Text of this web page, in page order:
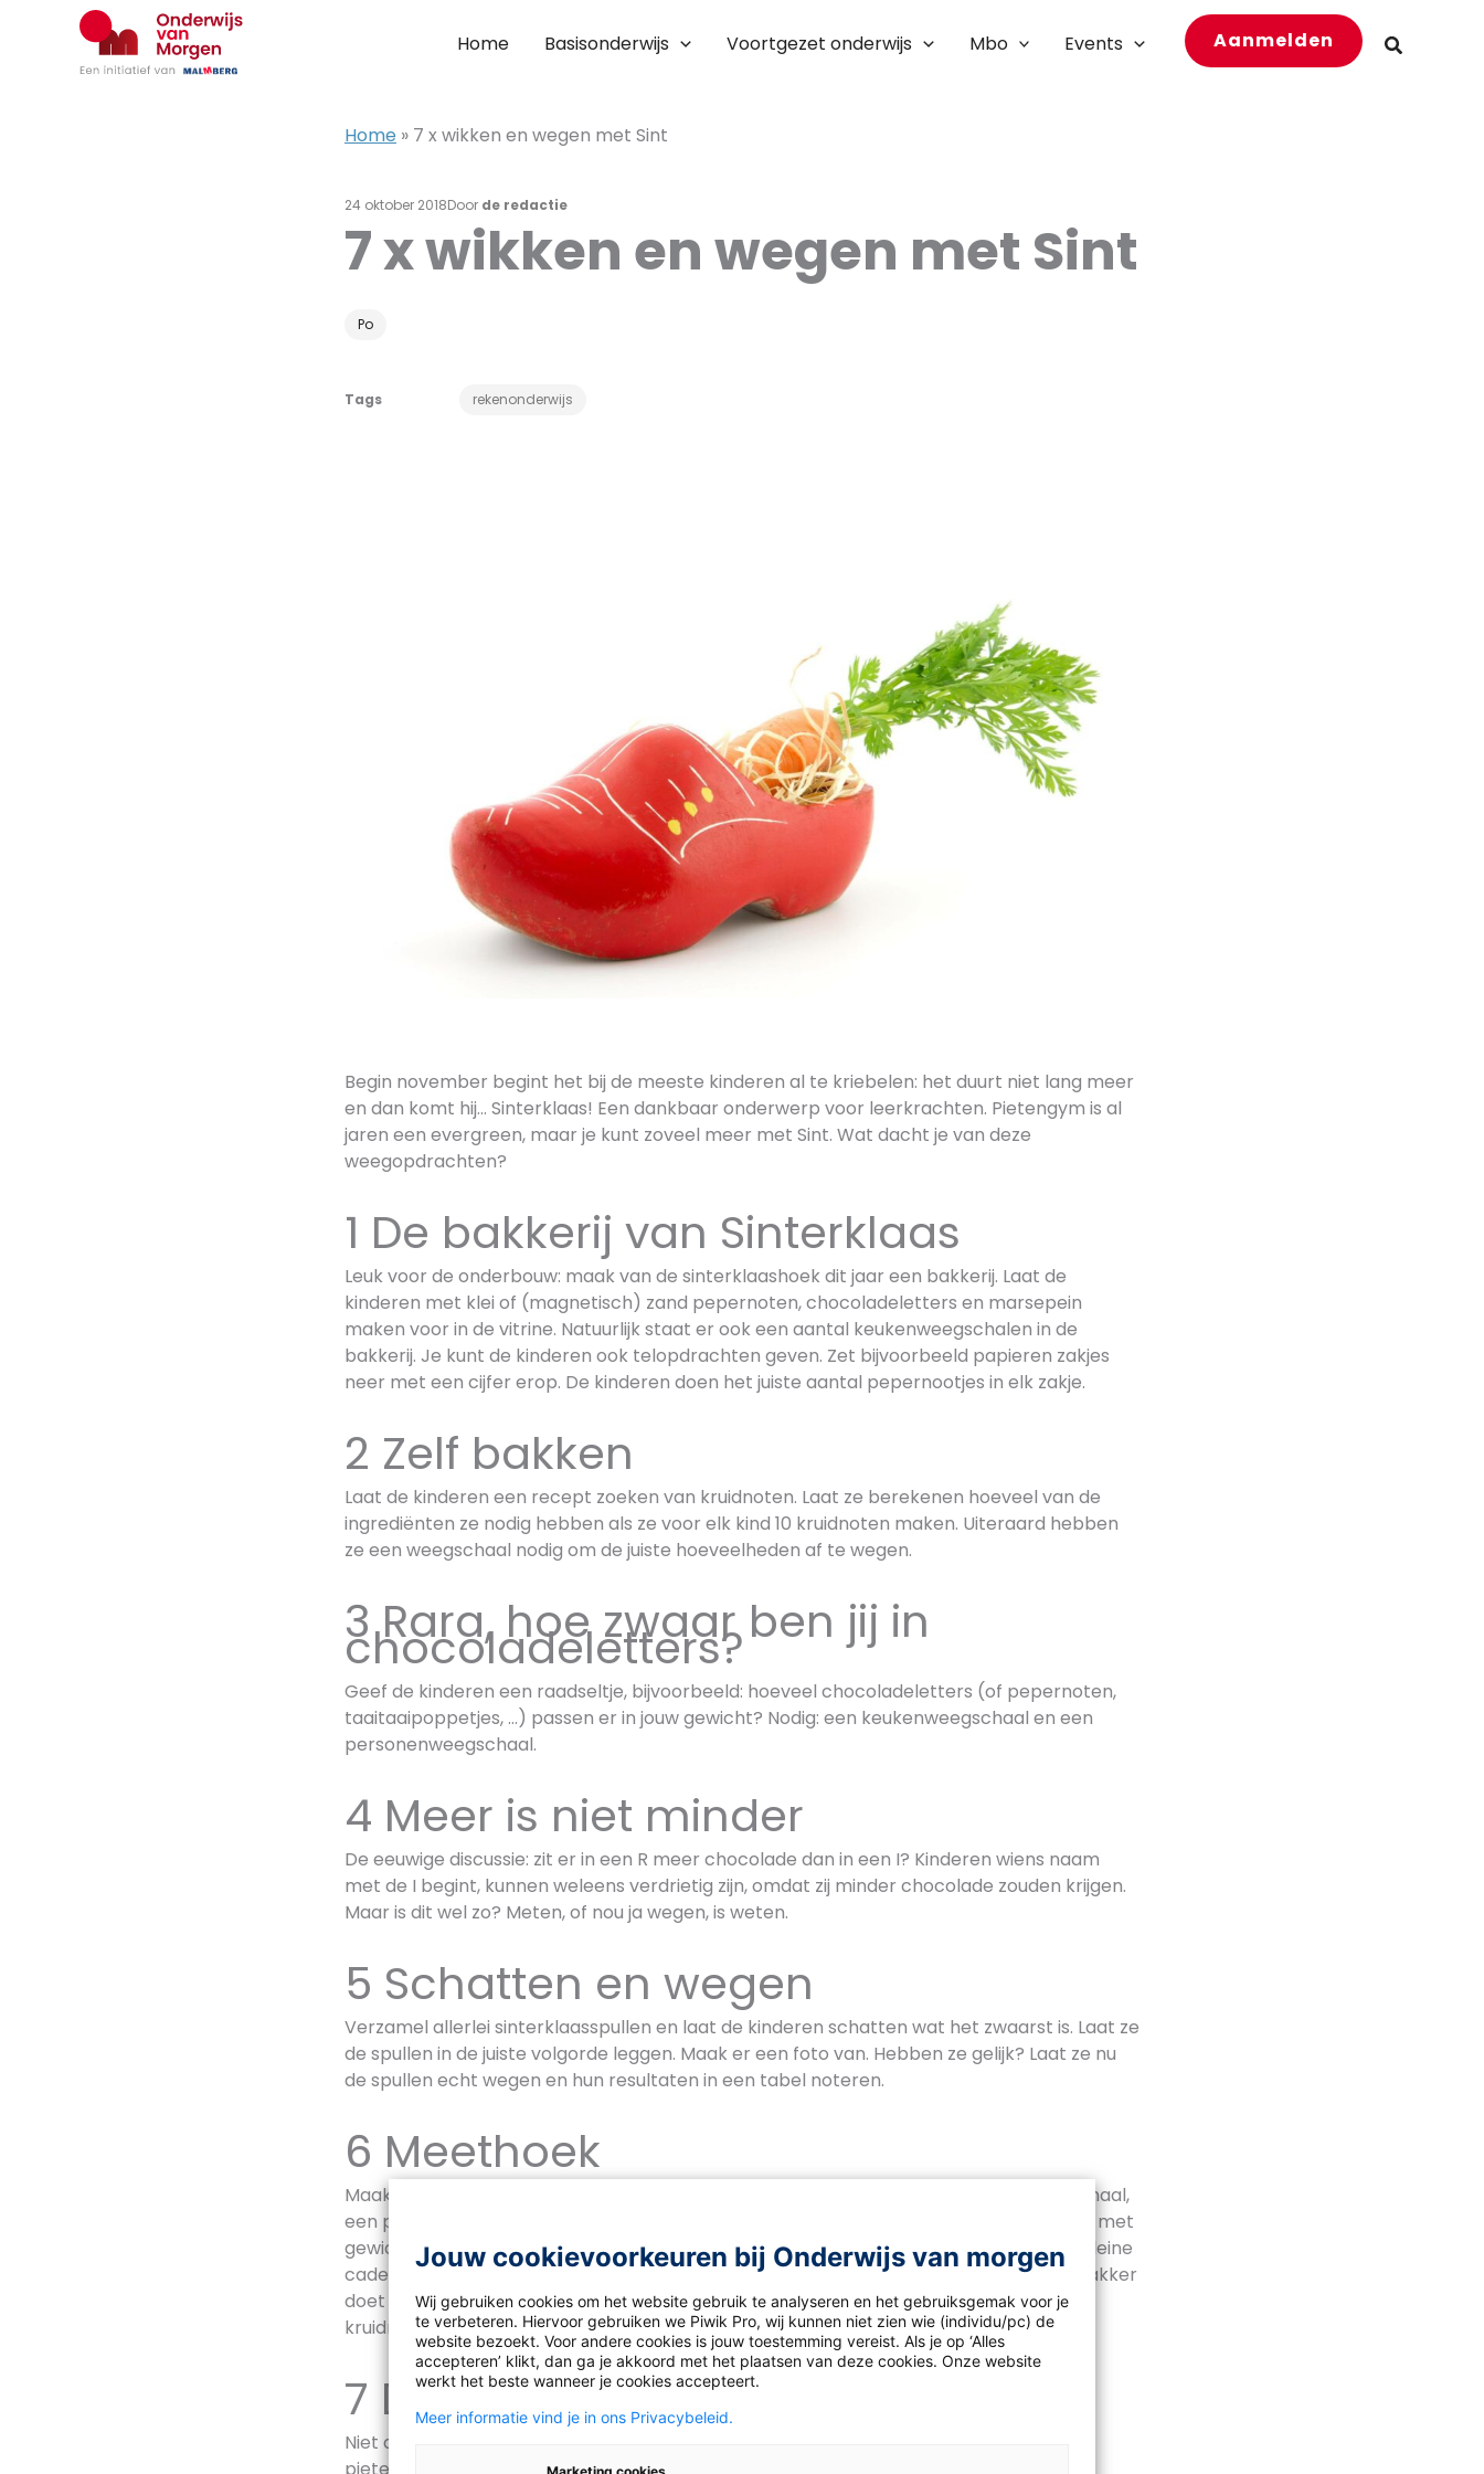
Home Basisonderwijs Voortgezet onderwijs Mbo Events Aanmelden Zoeken
Home » 7 x wikken en wegen met Sint
24 oktober 2018Door de redactie
Po
Tags rekenonderwijs
7 x wikken en wegen met Sint
Begin november begint het bij de meeste kinderen al te kriebelen: het duurt niet lang meer
en dan komt hij… Sinterklaas! Een dankbaar onderwerp voor leerkrachten. Pietengym is al
jaren een evergreen, maar je kunt zoveel meer met Sint. Wat dacht je van deze
weegopdrachten?
1 De bakkerij van Sinterklaas
Leuk voor de onderbouw: maak van de sinterklaashoek dit jaar een bakkerij. Laat de
kinderen met klei of (magnetisch) zand pepernoten, chocoladeletters en marsepein
maken voor in de vitrine. Natuurlijk staat er ook een aantal keukenweegschalen in de
bakkerij. Je kunt de kinderen ook telopdrachten geven. Zet bijvoorbeeld papieren zakjes
neer met een cijfer erop. De kinderen doen het juiste aantal pepernootjes in elk zakje.
2 Zelf bakken
Laat de kinderen een recept zoeken van kruidnoten. Laat ze berekenen hoeveel van de
ingrediënten ze nodig hebben als ze voor elk kind 10 kruidnoten maken. Uiteraard hebben
ze een weegschaal nodig om de juiste hoeveelheden af te wegen.
3 Rara, hoe zwaar ben jij in
chocoladeletters?
Geef de kinderen een raadseltje, bijvoorbeeld: hoeveel chocoladeletters (of pepernoten,
taaitaaipoppetjes, …) passen er in jouw gewicht? Nodig: een keukenweegschaal en een
personenweegschaal.
4 Meer is niet minder
De eeuwige discussie: zit er in een R meer chocolade dan in een I? Kinderen wiens naam
met de I begint, kunnen weleens verdrietig zijn, omdat zij minder chocolade zouden krijgen.
Maar is dit wel zo? Meten, of nou ja wegen, is weten.
5 Schatten en wegen
Verzamel allerlei sinterklaasspullen en laat de kinderen schatten wat het zwaarst is. Laat ze
de spullen in de juiste volgorde leggen. Maak er een foto van. Hebben ze gelijk? Laat ze nu
de spullen echt wegen en hun resultaten in een tabel noteren.
6 Meethoek
Maak een meethoek en leg er verschillende weegschalen in, zoals een keukenweegschaal,
een personenweegschaal, maar regel bijvoorbeeld ook zo’n oude gruttersweegschaal met
gewichtjes. Leg werkbladen neer en sinterklaasspullen, zoals snoepjes, kruidnoten en kleine
cadeautjes. Laat de kinderen bijvoorbeeld de bakkers uit de buurt vergelijken. Welke bakker
doet de meeste kruidnootjes in een zakje? Of voor gevorderden: welke bakker is per
kruidnootje het goedkoopst?
7 De arbo-piet
Niet alleen scholen hebben ermee te maken, maar Sinterklaas ook: de arbodienst. De
Jouw cookievoorkeuren bij Onderwijs van morgen
Wij gebruiken cookies om het website gebruik te analyseren en het gebruiksgemak voor je
te verbeteren. Hiervoor gebruiken we Piwik Pro, wij kunnen niet zien wie (individu/pc) de
website bezoekt. Voor andere cookies is jouw toestemming vereist. Als je op ‘Alles
accepteren’ klikt, dan ga je akkoord met het plaatsen van deze cookies. Onze website
werkt het beste wanneer je cookies accepteert.
Meer informatie vind je in ons Privacybeleid.
Marketing cookies